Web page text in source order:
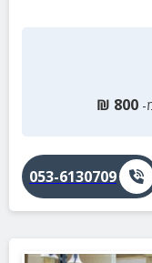
800
₪
053-6130709